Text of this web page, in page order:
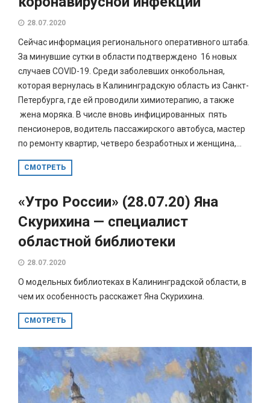
28.07.2020
Сейчас информация регионального оперативного штаба.
За минувшие сутки в области подтверждено 16 новых
случаев COVID-19. Среди заболевших онкобольная,
которая вернулась в Калининградскую область из Санкт-
Петербурга, где ей проводили химиотерапию, а также
жена моряка. В числе вновь инфицированных пять
пенсионеров, водитель пассажирского автобуса, мастер
по ремонту квартир, четверо безработных и женщина,...
СМОТРЕТЬ
«Утро России» (28.07.20) Яна
Скурихина — специалист
областной библиотеки
28.07.2020
О модельных библиотеках в Калининградской области, в
чем их особенность расскажет Яна Скурихина.
СМОТРЕТЬ